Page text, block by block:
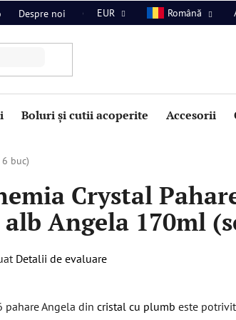
Despre noi Contact
EUR Română
Boluri și cutii acoperite Accesorii
buc)
Crystal
Angela 170ml
Detalii de evaluare
pahare Angela din cristal cu plumb este